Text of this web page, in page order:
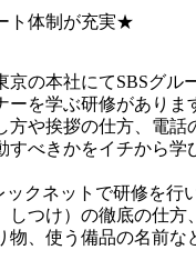
ト体制が充実★
京の本社にてSBSグル
ーを学ぶ研修がありま
方や挨拶の仕方、電話
すべきかをイチから学
ックネットで研修を行
しつけ）の徹底の仕方
物、使う備品の名前な